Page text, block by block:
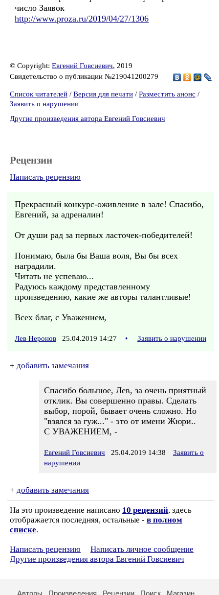
число Заявок
http://www.proza.ru/2019/04/27/1306
© Copyright: Евгений Говсиевич, 2019
Свидетельство о публикации №219041200279
Список читателей / Версия для печати / Разместить анонс /
Заявить о нарушении
Другие произведения автора Евгений Говсиевич
Рецензии
Написать рецензию
Прекрасный конкурс-оживление в зале! Спасибо,
Евгений, за адреналин!
От души рад за первых ласточек-победителей!
Понимаю, была бы Ваша воля, Вы бы всех
наградили.
Читать не успеваю...
Радуюсь каждому представленному
произведению, какие же авторы талантливые!
Всех благ, с Уважением,
Лев Неронов 25.04.2019 14:27 • Заявить о нарушении
+ добавить замечания
Спасибо большое, Лев, за очень приятный
отклик. Вы совершенно правы. Сделать
выбор, порой, бывает очень сложно. Но
"взялся за гуж..." - это от имени Жюри..
С УВАЖЕНИЕМ, -
Евгений Говсиевич 25.04.2019 14:38
Заявить о
нарушении
+ добавить замечания
На это произведение написано 10 рецензий, здесь
отображается последняя, остальные - в полном
списке.
Написать рецензию
Написать личное сообщение
Другие произведения автора Евгений Говсиевич
Авторы Произведения Рецензии Поиск Магазин